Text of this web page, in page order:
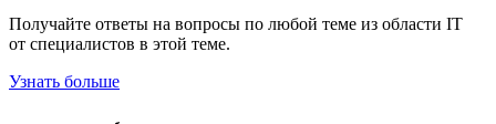
Получайте ответы на вопросы по любой теме из области IT
от специалистов в этой теме.
Узнать больше